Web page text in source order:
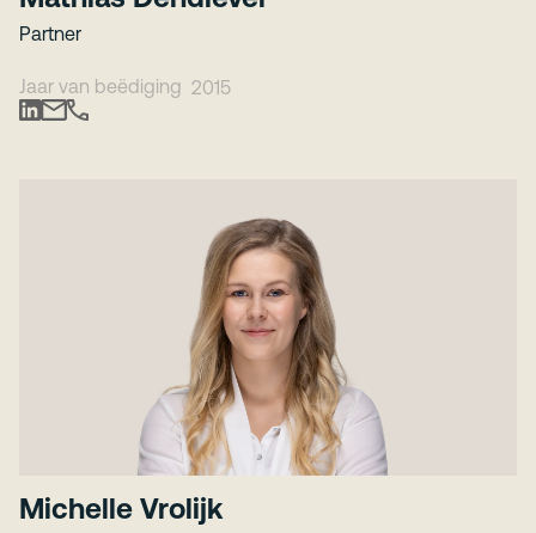
Partner
Jaar van beëdiging 2015
Michelle Vrolijk